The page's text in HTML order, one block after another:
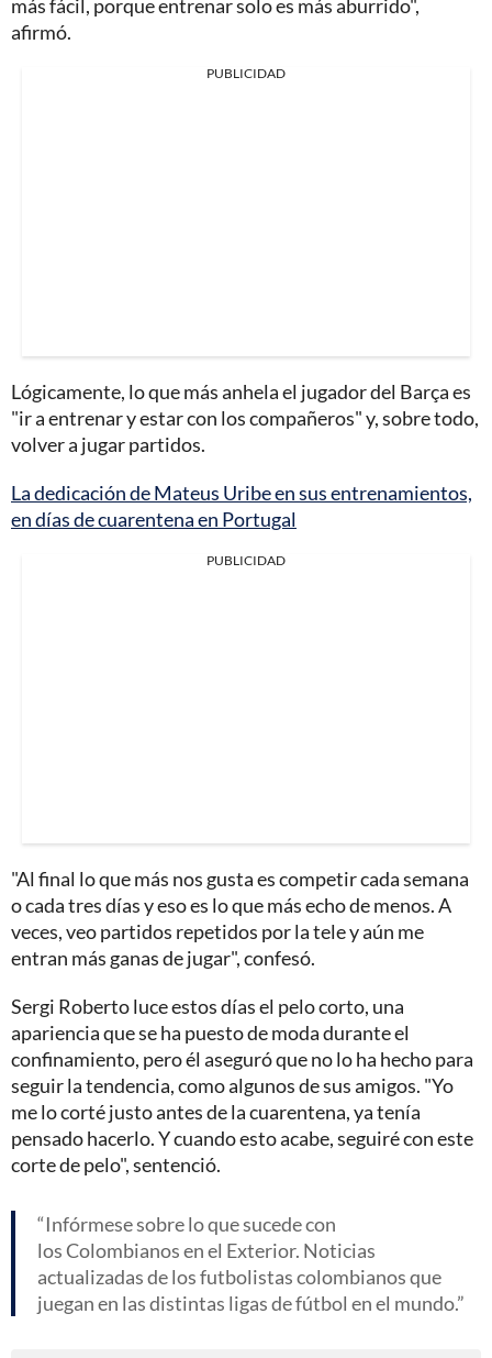
más fácil, porque entrenar solo es más aburrido",
afirmó.
PUBLICIDAD
Lógicamente, lo que más anhela el jugador del Barça es
"ir a entrenar y estar con los compañeros" y, sobre todo,
volver a jugar partidos.
La dedicación de Mateus Uribe en sus entrenamientos,
en días de cuarentena en Portugal
PUBLICIDAD
"Al final lo que más nos gusta es competir cada semana
o cada tres días y eso es lo que más echo de menos. A
veces, veo partidos repetidos por la tele y aún me
entran más ganas de jugar", confesó.
Sergi Roberto luce estos días el pelo corto, una
apariencia que se ha puesto de moda durante el
confinamiento, pero él aseguró que no lo ha hecho para
seguir la tendencia, como algunos de sus amigos. "Yo
me lo corté justo antes de la cuarentena, ya tenía
pensado hacerlo. Y cuando esto acabe, seguiré con este
corte de pelo", sentenció.
Infórmese sobre lo que sucede con
los Colombianos en el Exterior. Noticias
actualizadas de los futbolistas colombianos que
juegan en las distintas ligas de fútbol en el mundo.